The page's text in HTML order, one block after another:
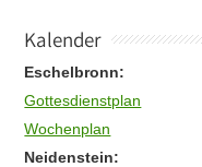
Kalender
Eschelbronn:
Gottesdienstplan
Wochenplan
Neidenstein: